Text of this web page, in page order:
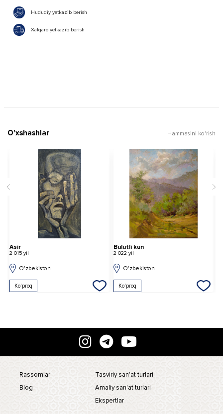
Hududiy yetkazib berish
Xalqaro yetkazib berish
O'xshashlar Hammasini ko'rish
Bulutli kun
2 022 yil
O'zbekiston
Ko'proq
2 004 yil
O'zbekiston
Ko'proq
Rassomlar
Blog
Tasviriy san'at turlari
Amaliy san'at turlari
Ekspertlar